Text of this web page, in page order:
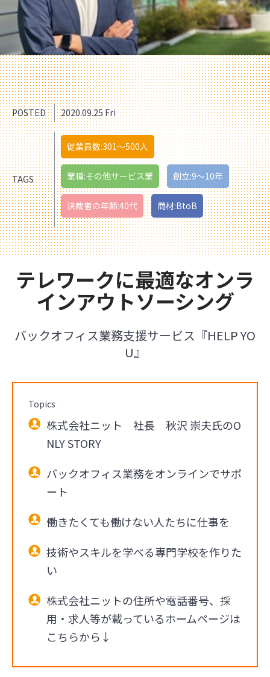
POSTED 2020.09.25 Fri
TAGS
従業員数:301〜500人
業種:その他サービス業 創立:9〜10年
決裁者の年齢:40代 商材:BtoB
テレワークに最適なオンラ
インアウトソーシング
バックオフィス業務支援サービス『HELP YO
U』
Topics
株式会社ニット 社長 秋沢 崇夫氏のO
NLY STORY
バックオフィス業務をオンラインでサポ
ート
働きたくても働けない人たちに仕事を
技術やスキルを学べる専門学校を作りた
い
株式会社ニットの住所や電話番号、採
用・求人等が載っているホームページは
こちらから↓